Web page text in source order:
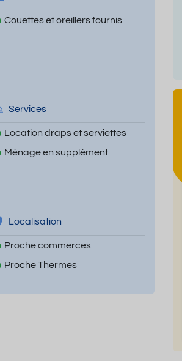
Couettes et oreillers fournis
Services
Location draps et serviettes
Ménage en supplément
Localisation
Proche commerces
Proche Thermes